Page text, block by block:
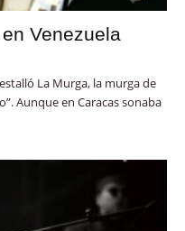
Venezuela
La Murga, la murga de
Aunque en Caracas sonaba